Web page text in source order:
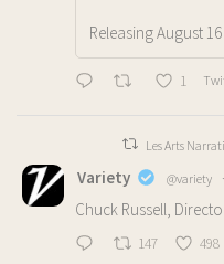
Releasing August 16
1
Les Arts
Variety @variety ·
Chuck Russell,
147 498